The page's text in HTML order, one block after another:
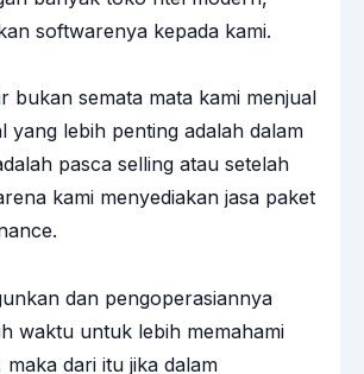
softwarenya kepada kami.
bukan semata mata kami menjual
yang lebih penting adalah dalam
pasca selling atau setelah
kami menyediakan jasa paket
dan pengoperasiannya
waktu untuk lebih memahami
maka dari itu jika dalam